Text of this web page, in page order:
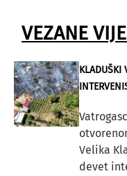
VEZANE
KLADUŠKI
Velika
devet